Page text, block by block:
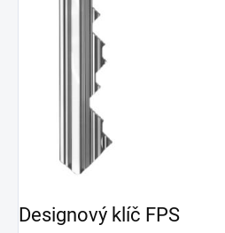
Designový klíč FPS